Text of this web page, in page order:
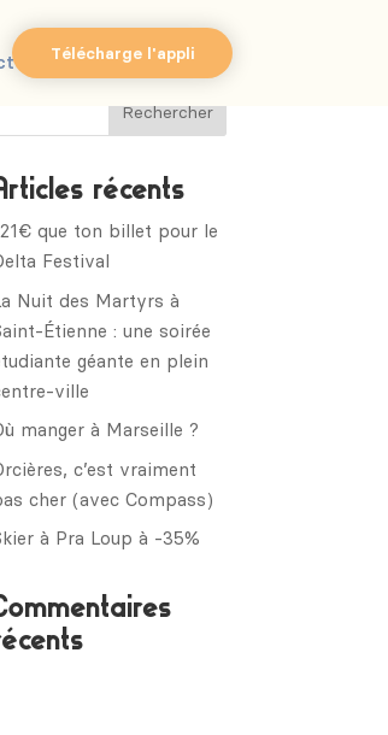
Télécharge l'appli
récents
que ton billet pour le
Festival
Nuit des Martyrs à
Étienne : une soirée
géante en plein
ville
manger à Marseille ?
c’est vraiment
cher (avec Compass)
à Pra Loup à -35%